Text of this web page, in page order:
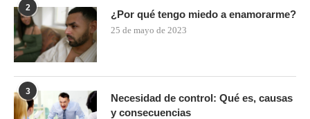
2
¿Por qué tengo miedo a enamorarme?
25 de mayo de 2023
3
Necesidad de control: Qué es, causas
y consecuencias